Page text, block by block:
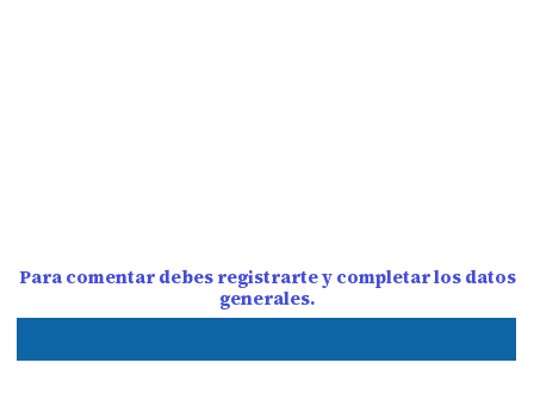
Para comentar debes registrarte y completar los datos
generales.